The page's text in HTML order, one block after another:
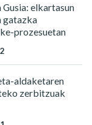
elkartasun
gatazka
prozesuetan
aldaketaren
zerbitzuak